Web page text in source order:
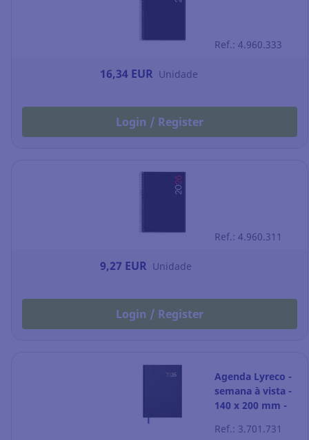
Ref.: 4.960.333
16,34 EUR Unidade
Login / Register
Ref.: 4.960.311
9,27 EUR Unidade
Login / Register
Agenda Lyreco -
semana à vista -
140 x 200 mm -
Ref.: 3.701.731